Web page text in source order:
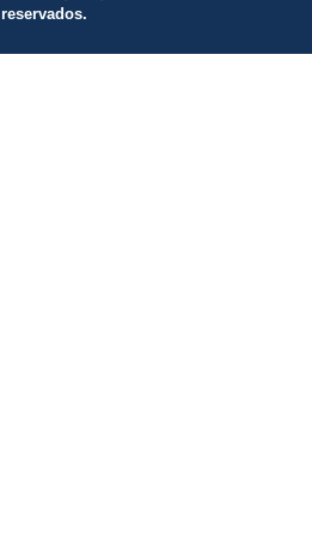
reservados.